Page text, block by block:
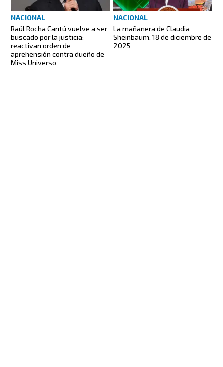
NACIONAL
Raúl Rocha Cantú vuelve a ser
buscado por la justicia:
reactivan orden de
aprehensión contra dueño de
Miss Universo
NACIONAL
La mañanera de Claudia
Sheinbaum, 18 de diciembre de
2025